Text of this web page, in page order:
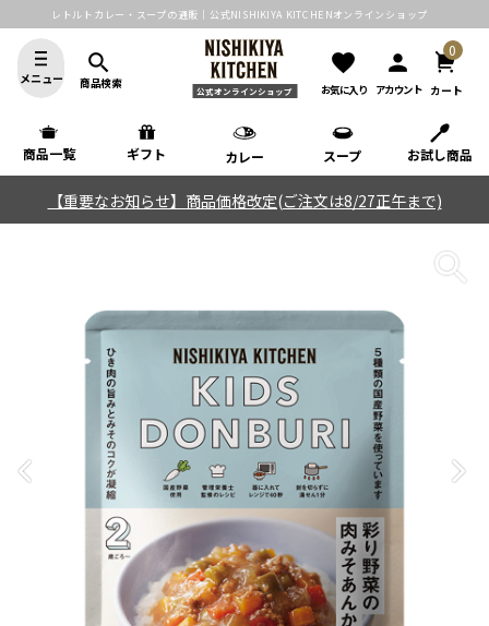
レトルトカレー・スープの通販｜公式NISHIKIYA KITCHENオンラインショップ
メニュー
search
商品検索
公式オンラインショップ
favorite
お気に入り
person
アカウント カート
0
商品一覧 ギフト カレー スープ お試し商品
【重要なお知らせ】商品価格改定(ご注文は8/27正午まで)